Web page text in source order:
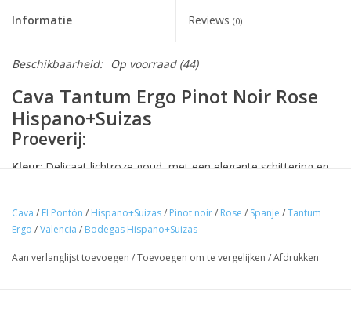
Informatie Reviews (0)
Beschikbaarheid: Op voorraad(44)
Cava Tantum Ergo Pinot Noir Rose
Hispano+Suizas
Proeverij:
Kleur: Delicaat lichtroze goud, met een elegante schittering en
Neus : Intens en complex, met uitgesproken aroma’s van rood
fruit zoals aardbei en kers, vermengd met nuances van
gedroogd fruit. Een subtiele hint van geroosterde vanille en
Cava / El Pontón / Hispano+Suizas/ Pinot noir/ Rose / Spanje /Tantum
Ergo /Valencia / Bodegas Hispano+Suizas
Aan verlanglijst toevoegen /Toevoegen om te vergelijken /Afdrukken